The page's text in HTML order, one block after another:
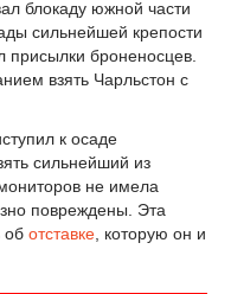
блокаду южной части
сильнейшей крепости
броненосцев.
взять Чарльстон с
к осаде
сильнейший из
не имела
повреждены. Эта
об отставке , которую он и